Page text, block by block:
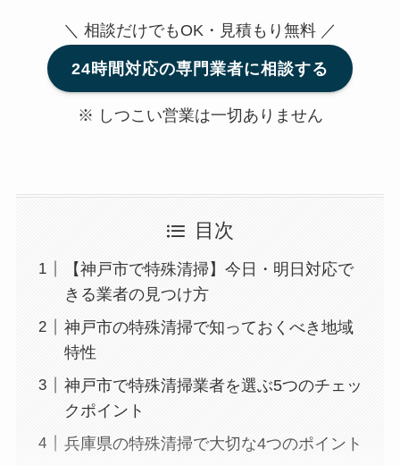
＼ 相談だけでもOK・見積もり無料 ／
24時間対応の専門業者に相談する
※ しつこい営業は一切ありません
目次
【神戸市で特殊清掃】今日・明日対応で
きる業者の見つけ方
神戸市の特殊清掃で知っておくべき地域
特性
神戸市で特殊清掃業者を選ぶ5つのチェッ
クポイント
兵庫県の特殊清掃で大切な4つのポイント